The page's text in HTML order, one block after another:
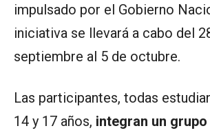
impulsado por el Gobierno
iniciativa se llevará a cabo del
septiembre al 5 de octubre.
Las participantes, todas
14 y 17 años, integran un